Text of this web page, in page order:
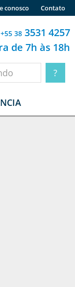
conosco Contato
+55 38 3531 4257
de 7h às 18h